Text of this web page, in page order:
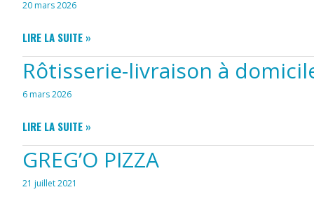
POTS
20 mars 2026
JO’CREA-
ET
TRAITEUR
LIRE LA SUITE »
Rôtisserie-livraison à
6 mars 2026
RÔTISSERIE-
À
DOMICILE
LIRE LA SUITE »
GREG’O PIZZA
21 juillet 2021